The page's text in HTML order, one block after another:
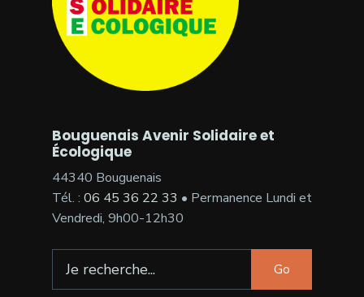
Bouguenais Avenir Solidaire et
Écologique
44340 Bouguenais
Tél. : 06 45 36 22 33 • Permanence Lundi et
Vendredi, 9h00-12h30
for:
Go